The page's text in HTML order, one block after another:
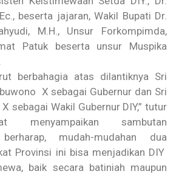
beserta jajaran, Wakil Bupati Dr.
M.H., Unsur Forkompimda,
Patuk beserta unsur Muspika
berbahagia atas dilantiknya Sri
X sebagai Gubernur dan Sri
sebagai Wakil Gubernur DIY,” tutur
menyampaikan sambutan
mudah-mudahan dua
Provinsi ini bisa menjadikan DIY
baik secara batiniah maupun